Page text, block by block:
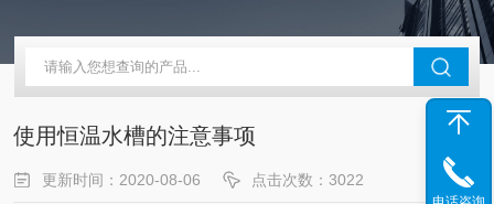
使用恒温水槽的注意事项
更新时间：2020-08-06 点击次数：3022